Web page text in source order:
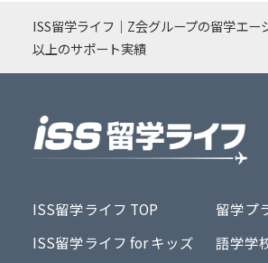
ISS留学ライフ｜Z会グループの留学エー
以上のサポート実績
ISS留学ライフ TOP
ISS留学ライフ for キッズ
留学プ
語学学